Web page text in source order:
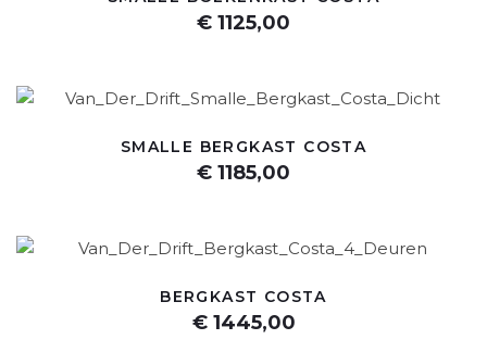
€ 1125,00
SMALLE BERGKAST COSTA
€ 1185,00
BERGKAST COSTA
€ 1445,00